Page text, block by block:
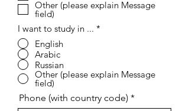
Other (please explain Message
field)
I want to study in ... *
English
Arabic
Russian
Other (please explain Message
field)
Phone (with country code)